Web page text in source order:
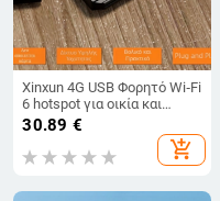
Xinxun 4G USB Φορητό Wi‑Fi
6 hotspot για οικία και
αυτοκίνητο, Ασύρματο
ευρυζωνικό δίκτυο με
άμεση σύνδεση σε
30.89 €
add_shopping_cart